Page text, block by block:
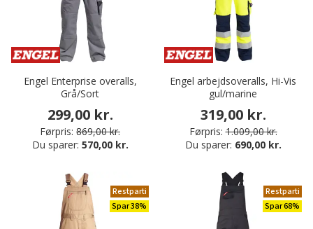
Engel Enterprise overalls,
Grå/Sort
299,00 kr.
Førpris: 869,00 kr.
Du sparer: 570,00 kr.
Engel arbejdsoveralls, Hi-Vis
gul/marine
319,00 kr.
Førpris: 1.009,00 kr.
Du sparer: 690,00 kr.
Restparti
Spar 38%
Restparti
Spar 68%